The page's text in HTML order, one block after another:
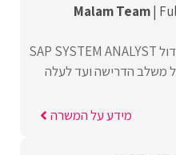
Malam Team
Malam Team מגייסת לארגון גדול SAP SYSTEM ANALYST
משלב הדרישה ועד לעלה
מידע על המשרה